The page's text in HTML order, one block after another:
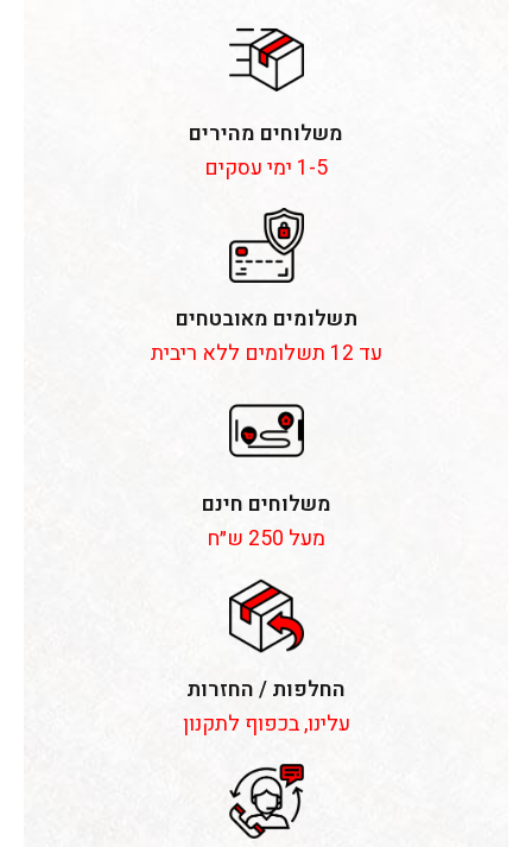
משלוחים מהירים
1-5 ימי עסקים
תשלומים מאובטחים
עד 12 תשלומים ללא ריבית
משלוחים חינם
מעל 250 ש״ח
החלפות / החזרות
עלינו, בכפוף לתקנון